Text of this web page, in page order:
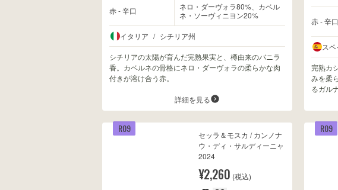
赤 - 辛口
ネロ・ダーヴォラ80%、カベル
ネ・ソーヴィニヨン20%
イタリア / シチリア州
シチリアの太陽が育んだ完熟果実と、樽由来のバニラ
香。カベルネの骨格にネロ・ダーヴォラの柔らかな肉
付きが溶け合う赤。
詳細を見る
赤 - 辛口
ス
完熟カ
みを柔
るガル
R09
セッラ＆モスカ / カンノナ
ウ・ディ・サルディーニャ
2024
¥2,260 (税込)
R09